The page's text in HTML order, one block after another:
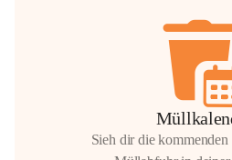
Sieh dir die